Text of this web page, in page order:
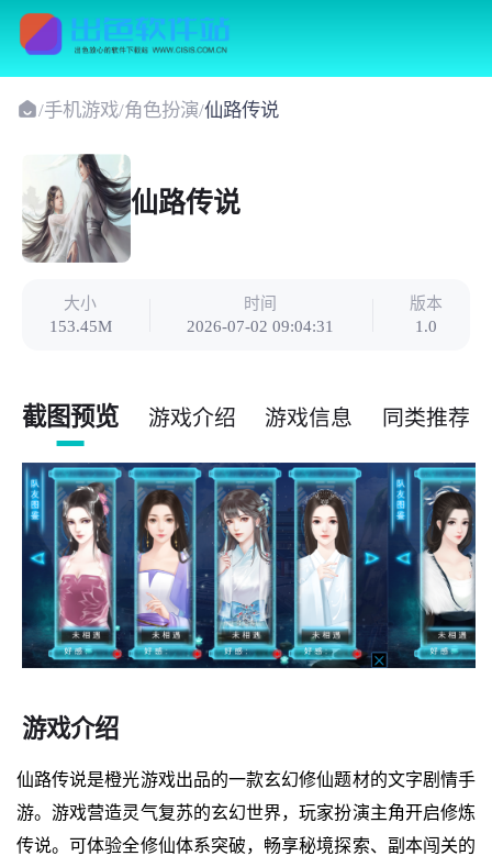
/手机游戏/角色扮演/仙路传说
仙路传说
大小
153.45M
时间
2026-07-02 09:04:31
版本
1.0
截图预览 游戏介绍 游戏信息 同类推荐
游戏介绍
仙路传说是橙光游戏出品的一款玄幻修仙题材的文字剧情手
游。游戏营造灵气复苏的玄幻世界，玩家扮演主角开启修炼
传说。可体验全修仙体系突破，畅享秘境探索、副本闯关的